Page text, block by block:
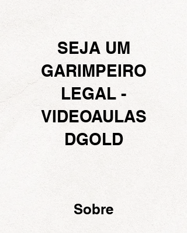
SEJA UM
GARIMPEIRO
LEGAL -
VIDEOAULAS
DGOLD
Sobre